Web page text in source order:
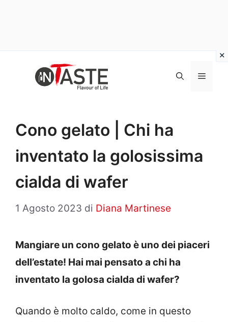
Menu
Cono gelato | Chi ha
inventato la golosissima
cialda di wafer
1 Agosto 2023 di Diana Martinese
Mangiare un cono gelato è uno dei piaceri
dell’estate! Hai mai pensato a chi ha
inventato la golosa cialda di wafer?
Quando è molto caldo, come in questo